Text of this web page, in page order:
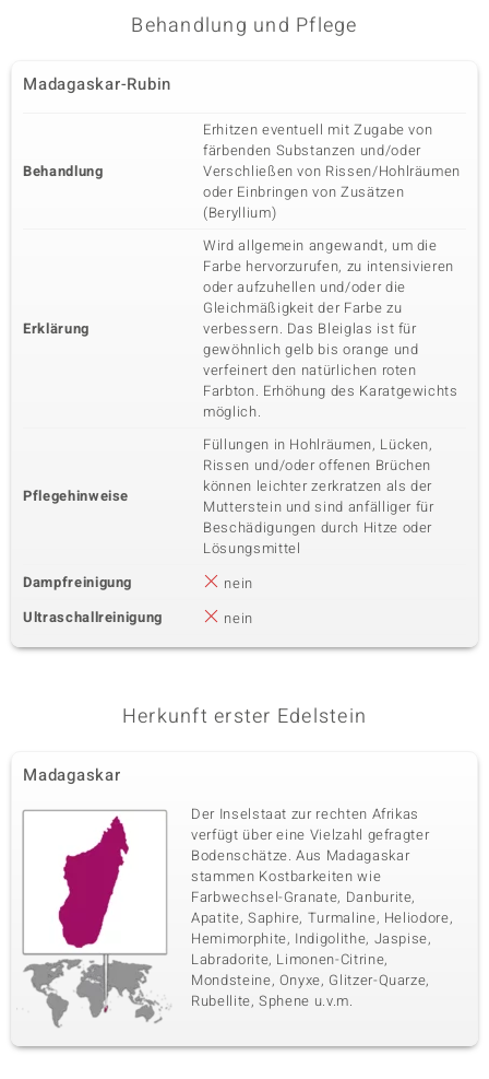
Behandlung und Pflege
Madagaskar-Rubin
Behandlung
Erhitzen eventuell mit Zugabe von
färbenden Substanzen und/oder
Verschließen von Rissen/Hohlräumen
oder Einbringen von Zusätzen
(Beryllium)
Erklärung
Wird allgemein angewandt, um die
Farbe hervorzurufen, zu intensivieren
oder aufzuhellen und/oder die
Gleichmäßigkeit der Farbe zu
verbessern. Das Bleiglas ist für
gewöhnlich gelb bis orange und
verfeinert den natürlichen roten
Farbton. Erhöhung des Karatgewichts
möglich.
Pflegehinweise
Füllungen in Hohlräumen, Lücken,
Rissen und/oder offenen Brüchen
können leichter zerkratzen als der
Mutterstein und sind anfälliger für
Beschädigungen durch Hitze oder
Lösungsmittel
Dampfreinigung
nein
Ultraschallreinigung
nein
Herkunft erster Edelstein
Madagaskar
Der Inselstaat zur rechten Afrikas
verfügt über eine Vielzahl gefragter
Bodenschätze. Aus Madagaskar
stammen Kostbarkeiten wie
Farbwechsel-Granate, Danburite,
Apatite, Saphire, Turmaline, Heliodore,
Hemimorphite, Indigolithe, Jaspise,
Labradorite, Limonen-Citrine,
Mondsteine, Onyxe, Glitzer-Quarze,
Rubellite, Sphene u.v.m.